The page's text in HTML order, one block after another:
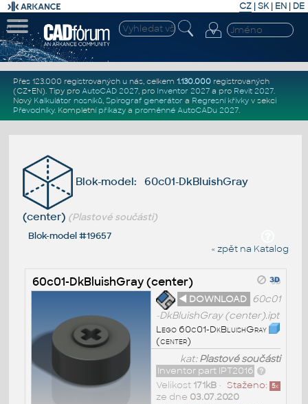
CZ | SK| EN | DE
Přes 123.000 registrovaných u nás, celkem 1.130.000registrovaných
(CZ+EN). Tipy pro AutoCAD 2027, pro Inventor 2027a pro Revit 2027.
Nový Kalkulátor nosníků, Spirograf generátor a Regresní křivkyv sekci
Převodníky. Kompletní příkazya proměnné AutoCADu 2027.
Blok-model: 60c01-DkBluishGray
(center) (Plastové součásti)
Blok-model #19657
« zpět na Katalog
60c01-DkBluishGray (center)
◄ DOWNLOAD
60c01
-DkBluishGray (center).ipt
Lego 60c01-DkBluishGray
(center)
kat:Plastové součásti
Inventor part IPT2016
Staženo: 5x
Velikost 171kB•
ze dne 03.07.2020